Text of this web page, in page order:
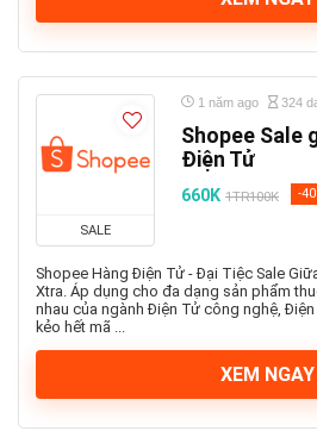
SALE
1 năm ago 324
Shopee Sale
Điện Tử
660K 1TR100K -
Shopee Hàng Điện Tử - Đại Tiệc Sale
Xtra. Áp dụng cho đa dạng sản phẩm
nhau của ngành Điện Tử công nghệ,
kẻo hết mã ...
XEM NGAY